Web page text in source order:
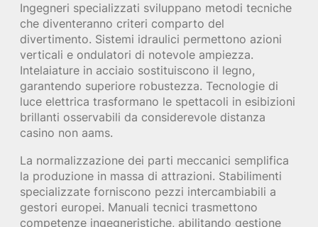
Ingegneri specializzati sviluppano metodi tecniche
che diventeranno criteri comparto del
divertimento. Sistemi idraulici permettono azioni
verticali e ondulatori di notevole ampiezza.
Intelaiature in acciaio sostituiscono il legno,
garantendo superiore robustezza. Tecnologie di
luce elettrica trasformano le spettacoli in esibizioni
brillanti osservabili da considerevole distanza
casino non aams.
La normalizzazione dei parti meccanici semplifica
la produzione in massa di attrazioni. Stabilimenti
specializzate forniscono pezzi intercambiabili a
gestori europei. Manuali tecnici trasmettono
competenze ingegneristiche, abilitando gestione